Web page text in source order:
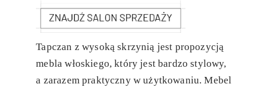
Tapczan z wysoką skrzynią jest propozycją
mebla włoskiego, który jest bardzo stylowy,
a zarazem praktyczny w użytkowaniu. Mebel